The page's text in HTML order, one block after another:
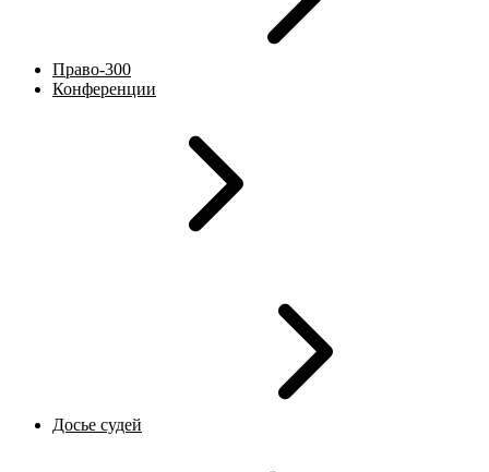
Право-300
Конференции
Досье судей